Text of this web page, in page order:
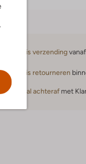
Gratis verzending
Gratis retourneren
Betaal achteraf met